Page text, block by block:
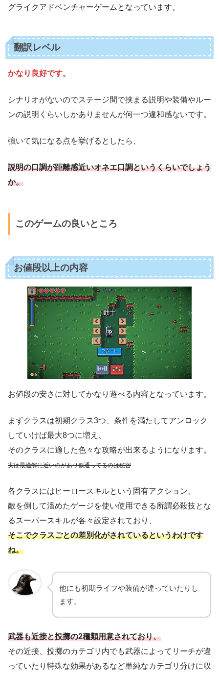
グライクアドベンチャーゲームとなっています。
翻訳レベル
かなり良好です。
シナリオがないのでステージ間で挟まる説明や装備やルー
ンの説明くらいしかありませんが何一つ違和感ないです。
強いて気になる点を挙げるとしたら、
説明の口調が距離感近いオネエ口調というくらいでしょう
か。
このゲームの良いところ
お値段以上の内容
お値段の安さに対してかなり遊べる内容となっています。
まずクラスは初期クラス3つ、条件を満たしてアンロック
していけば最大8つに増え、
そのクラスに適した色々な攻略が出来るようになります。
実は最適解に近いのがあり似通ってるのは秘密
各クラスにはヒーロースキルという固有アクション、
敵を倒して溜めたゲージを使い使用できる所謂必殺技とな
るスーパースキルが各々設定されており、
そこでクラスごとの差別化がされているというわけです
ね。
他にも初期ライフや装備が違っていたりし
ます。
武器も近接と投擲の2種類用意されており、
その近接、投擲のカテゴリ内でも武器によってリーチが違
っていたり特殊な効果があるなど単純なカテゴリ分けに収